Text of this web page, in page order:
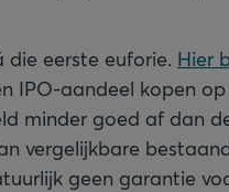
die eerste euforie. Hier
IPO-aandeel kopen
minder goed af dan
vergelijkbare
geen garantie